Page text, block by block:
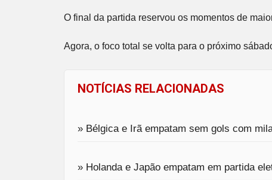
O final da partida reservou os momentos de
Agora, o foco total se volta para o próximo
NOTÍCIAS RELACIONADAS
» Bélgica e Irã empatam sem gols com
» Holanda e Japão empatam em partida